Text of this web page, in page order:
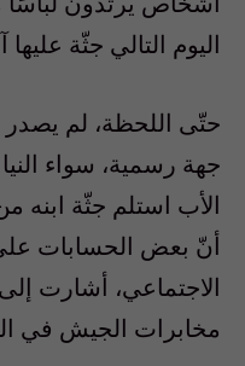
اليوم التالي جثّة
حتّى اللحظة، لم
جهة رسمية، سواء
الأب استلم جثّة
أنّ بعض الحسابات
الاجتماعي، أشارت
مخابرات الجيش في